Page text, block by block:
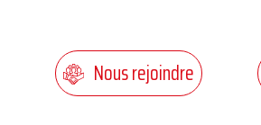
Nous rejoindre